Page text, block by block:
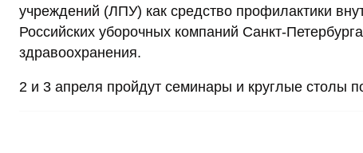
учреждений (ЛПУ) как средство профилактики
Российских уборочных компаний Санкт-
здравоохранения.
2 и 3 апреля пройдут семинары и круглые столы